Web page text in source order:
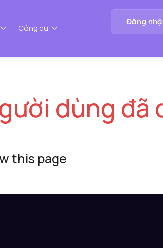
Công cụ
Đăng
dùng đã
this page